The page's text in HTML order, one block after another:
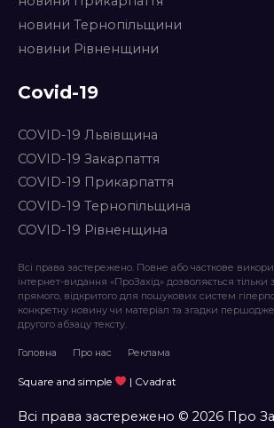
новини Тернопільщини
новини Рівненщини
Covid-19
COVID-19 Львівщина
COVID-19 Закарпаття
COVID-19 Прикарпаття
COVID-19 Тернопільщина
COVID-19 Рівненщина
Всі права застережено. Повне або часткове
інтернет-видання «ПроЗахід» дозволяється тільки
прямого, відкритого для пошукових систем
конкретну новину чи матеріал та згадки
другого абзацу тексту.
Головна Про нас Реклама
Square and simple | Cvadrat
Всі права застережено © 2026 Про